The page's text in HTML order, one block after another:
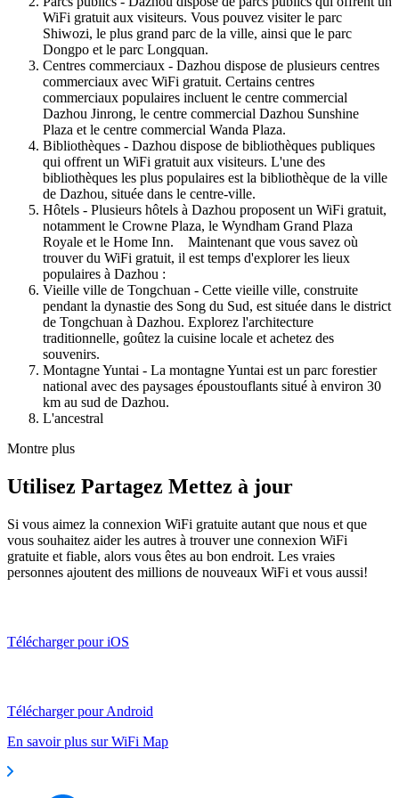
WiFi gratuit aux visiteurs. Vous pouvez visiter le parc
Shiwozi, le plus grand parc de la ville, ainsi que le parc
Dongpo et le parc Longquan.
Centres commerciaux - Dazhou dispose de plusieurs centres
commerciaux avec WiFi gratuit. Certains centres
commerciaux populaires incluent le centre commercial
Dazhou Jinrong, le centre commercial Dazhou Sunshine
Plaza et le centre commercial Wanda Plaza.
Bibliothèques - Dazhou dispose de bibliothèques publiques
qui offrent un WiFi gratuit aux visiteurs. L'une des
bibliothèques les plus populaires est la bibliothèque de la ville
de Dazhou, située dans le centre-ville.
Hôtels - Plusieurs hôtels à Dazhou proposent un WiFi gratuit,
notamment le Crowne Plaza, le Wyndham Grand Plaza
Royale et le Home Inn. Maintenant que vous savez où
trouver du WiFi gratuit, il est temps d'explorer les lieux
populaires à Dazhou :
Vieille ville de Tongchuan - Cette vieille ville, construite
pendant la dynastie des Song du Sud, est située dans le district
de Tongchuan à Dazhou. Explorez l'architecture
traditionnelle, goûtez la cuisine locale et achetez des
souvenirs.
Montagne Yuntai - La montagne Yuntai est un parc forestier
national avec des paysages époustouflants situé à environ 30
km au sud de Dazhou.
L'ancestral
Montre plus
Utilisez Partagez Mettez à jour
Si vous aimez la connexion WiFi gratuite autant que nous et que
vous souhaitez aider les autres à trouver une connexion WiFi
gratuite et fiable, alors vous êtes au bon endroit. Les vraies
personnes ajoutent des millions de nouveaux WiFi et vous aussi!
Télécharger pour iOS
Télécharger pour Android
En savoir plus sur WiFi Map